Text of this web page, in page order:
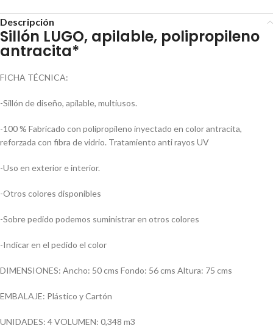
Descripción
Sillón LUGO, apilable, polipropileno
antracita*
FICHA TÉCNICA:
-Sillón de diseño, apilable, multiusos.
-100 % Fabricado con polipropileno inyectado en color antracita,
reforzada con fibra de vidrio. Tratamiento anti rayos UV
-Uso en exterior e interior.
-Otros colores disponibles
-Sobre pedido podemos suministrar en otros colores
-Indicar en el pedido el color
DIMENSIONES: Ancho: 50 cms Fondo: 56 cms Altura: 75 cms
EMBALAJE: Plástico y Cartón
UNIDADES: 4 VOLUMEN: 0,348 m3